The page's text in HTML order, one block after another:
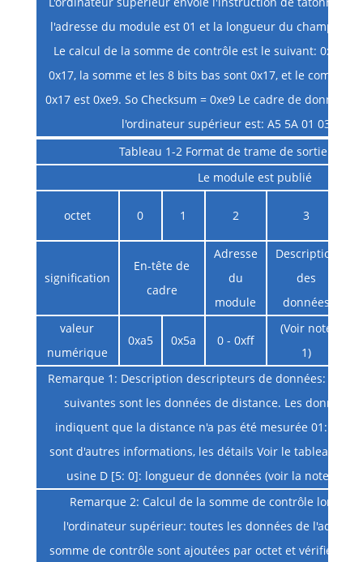
l'adresse du module est 01 et la longueur du champ de
Le calcul de la somme de contrôle est le suivant: 0x01 +
0x17, la somme et les 8 bits bas sont 0x17, et le
0x17 est 0xe9. So Checksum = 0xe9 Le cadre de données
l'ordinateur supérieur est: A5 5A 01 03 13 E9
Tableau 1-2 Format de trame de sortie du
Le module est publié
octet 0 1 2 3
signification
En-tête de
cadre
Adresse
du
module
Description
des
données
valeur
numérique
0xa5 0x5a 0 - 0xff
(Voir note
1)
Remarque 1: Description descripteurs de données: D [7:
suivantes sont les données de distance. Les données
indiquent que la distance n'a pas été mesurée 01: Les
sont d'autres informations, les détails Voir le tableau 1-3;
usine D [5: 0]: longueur de données (voir la note 1
Remarque 2: Calcul de la somme de contrôle lors de
l'ordinateur supérieur: toutes les données de
somme de contrôle sont ajoutées par octet et vérifiées